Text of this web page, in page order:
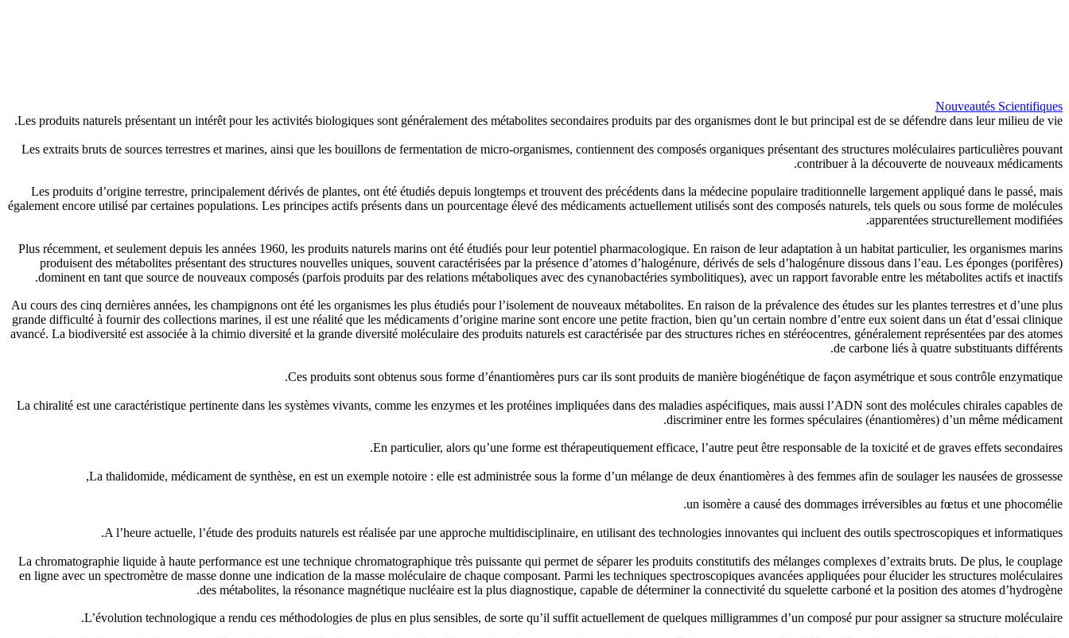
Nouveautés Scientifiques
Les produits naturels présentant un intérêt pour les activités biologiques sont généralement des métabolites secondaires produits par des organismes dont le but principal est de se défendre dans leur milieu de vie.
Les extraits bruts de sources terrestres et marines, ainsi que les bouillons de fermentation de micro-organismes, contiennent des composés organiques présentant des structures moléculaires particulières pouvant
contribuer à la découverte de nouveaux médicaments.
Les produits d’origine terrestre, principalement dérivés de plantes, ont été étudiés depuis longtemps et trouvent des précédents dans la médecine populaire traditionnelle largement appliqué dans le passé, mais
également encore utilisé par certaines populations. Les principes actifs présents dans un pourcentage élevé des médicaments actuellement utilisés sont des composés naturels, tels quels ou sous forme de molécules
apparentées structurellement modifiées.
Plus récemment, et seulement depuis les années 1960, les produits naturels marins ont été étudiés pour leur potentiel pharmacologique. En raison de leur adaptation à un habitat particulier, les organismes marins
produisent des métabolites présentant des structures nouvelles uniques, souvent caractérisées par la présence d’atomes d’halogénure, dérivés de sels d’halogénure dissous dans l’eau. Les éponges (porifères)
dominent en tant que source de nouveaux composés (parfois produits par des relations métaboliques avec des cynanobactéries symbolitiques), avec un rapport favorable entre les métabolites actifs et inactifs.
Au cours des cinq dernières années, les champignons ont été les organismes les plus étudiés pour l’isolement de nouveaux métabolites. En raison de la prévalence des études sur les plantes terrestres et d’une plus
grande difficulté à fournir des collections marines, il est une réalité que les médicaments d’origine marine sont encore une petite fraction, bien qu’un certain nombre d’entre eux soient dans un état d’essai clinique
avancé. La biodiversité est associée à la chimio diversité et la grande diversité moléculaire des produits naturels est caractérisée par des structures riches en stéréocentres, généralement représentées par des atomes
de carbone liés à quatre substituants différents.
Ces produits sont obtenus sous forme d’énantiomères purs car ils sont produits de manière biogénétique de façon asymétrique et sous contrôle enzymatique.
La chiralité est une caractéristique pertinente dans les systèmes vivants, comme les enzymes et les protéines impliquées dans des maladies aspécifiques, mais aussi l’ADN sont des molécules chirales capables de
discriminer entre les formes spéculaires (énantiomères) d’un même médicament.
En particulier, alors qu’une forme est thérapeutiquement efficace, l’autre peut être responsable de la toxicité et de graves effets secondaires.
La thalidomide, médicament de synthèse, en est un exemple notoire : elle est administrée sous la forme d’un mélange de deux énantiomères à des femmes afin de soulager les nausées de grossesse,
un isomère a causé des dommages irréversibles au fœtus et une phocomélie.
A l’heure actuelle, l’étude des produits naturels est réalisée par une approche multidisciplinaire, en utilisant des technologies innovantes qui incluent des outils spectroscopiques et informatiques.
La chromatographie liquide à haute performance est une technique chromatographique très puissante qui permet de séparer les produits constitutifs des mélanges complexes d’extraits bruts. De plus, le couplage
en ligne avec un spectromètre de masse donne une indication de la masse moléculaire de chaque composant. Parmi les techniques spectroscopiques avancées appliquées pour élucider les structures moléculaires
des métabolites, la résonance magnétique nucléaire est la plus diagnostique, capable de déterminer la connectivité du squelette carboné et la position des atomes d’hydrogène.
L’évolution technologique a rendu ces méthodologies de plus en plus sensibles, de sorte qu’il suffit actuellement de quelques milligrammes d’un composé pur pour assigner sa structure moléculaire.